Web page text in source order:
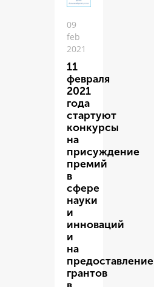
09
feb
2021
11
февраля
2021
года
стартуют
конкурсы
на
присуждение
премий
в
сфере
науки
и
инноваций
и
на
предоставление
грантов